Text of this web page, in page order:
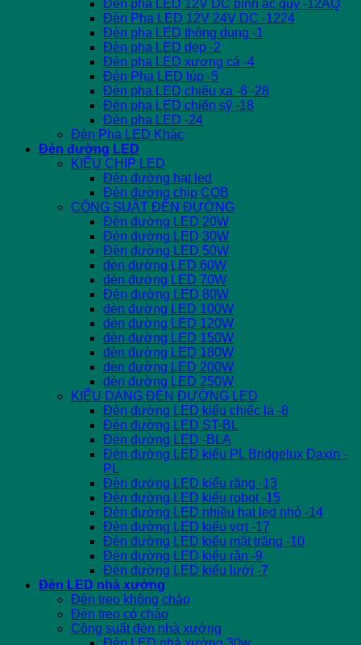
Đèn pha LED 12V DC bình ắc quy -12AQ
Đèn Pha LED 12V 24V DC -1224
Đèn pha LED thông dụng -1
Đèn pha LED dẹp -2
Đèn pha LED xương cá -4
Đèn Pha LED lúp -5
Đèn pha LED chiếu xa -6 -28
Đèn pha LED chiến sỹ -18
Đèn pha LED -24
Đèn Pha LED Khác
Đèn đường LED
KIỂU CHIP LED
Đèn đường hạt led
Đèn đường chip COB
CÔNG SUẤT ĐÈN ĐƯỜNG
Đèn đường LED 20W
Đèn đường LED 30W
Đèn đường LED 50W
đèn đường LED 60W
đèn đường LED 70W
Đèn đường LED 80W
đèn đường LED 100W
đèn đường LED 120W
đèn đường LED 150W
đèn đường LED 180W
đèn đường LED 200W
đèn đường LED 250W
KIỂU DÁNG ĐÈN ĐƯỜNG LED
Đèn đường LED kiểu chiếc lá -8
Đèn đường LED ST-BL
Đèn đường LED -BLA
Đèn đường LED kiểu PL Bridgelux Daxin -
PL
Đèn đường LED kiểu răng -13
Đèn đường LED kiểu robot -15
Đèn đường LED nhiều hạt led nhỏ -14
Đèn đường LED kiểu vợt -17
Đèn đường LED kiểu mặt trăng -10
Đèn đường LED kiểu rắn -9
Đèn đường LED kiểu lưới -7
Đèn LED nhà xưởng
Đèn treo không chảo
Đèn treo có chảo
Công suất đèn nhà xưởng